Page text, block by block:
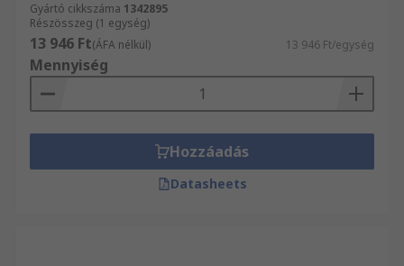
Gyártó cikkszáma 1342895
Részösszeg (1 egység)
13 946 Ft(ÁFA nélkül) 13 946 Ft/egység
Mennyiség
Hozzáadás
Datasheets